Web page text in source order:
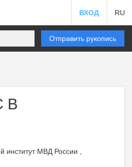
ВХОД RU
Отправить рукопись
В
институт МВД России ,